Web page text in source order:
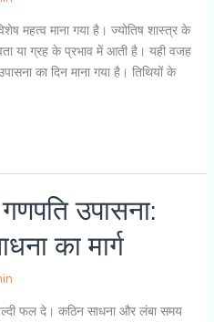
महत्व माना गया है। ज्योतिष शास्त्र के
या ग्रह के प्रभाव में आती है। यही वजह
का दिन माना गया है। तिथियों के
उपासना:
का मार्ग
फल दे। कठिन साधना और लंबा समय